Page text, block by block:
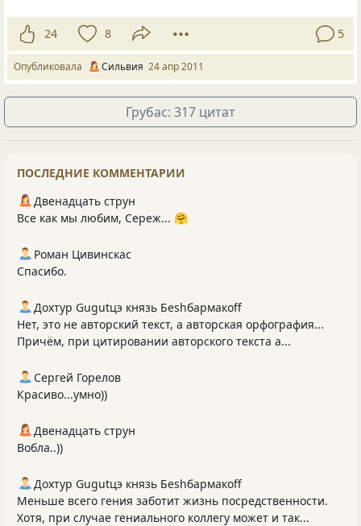
24 8 5
Опубликовала Сильвия 24 апр 2011
Грубас: 317 цитат
ПОСЛЕДНИЕ КОММЕНТАРИИ
Двенадцать струн
Все как мы любим, Сереж... 🤗
Роман Цивинскас
Спасибо.
Дохтур Gugutцэ князь Беshбармакоff
Нет, это не авторский текст, а авторская орфография...
Причём, при цитировании авторского текста а...
Сергей Горелов
Красиво...умно))
Двенадцать струн
Вобла..))
Дохтур Gugutцэ князь Беshбармакоff
Меньше всего гения заботит жизнь посредственности.
Хотя, при случае гениального коллегу может и так...